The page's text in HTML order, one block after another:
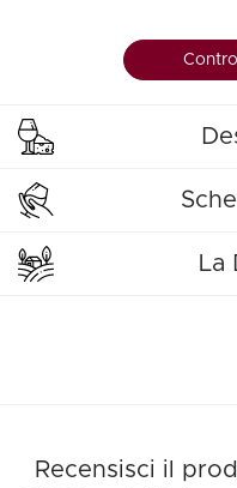
La
Recensisci il